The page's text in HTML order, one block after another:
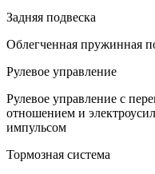
Задняя подвеска
Облегченная пружинная
Рулевое управление
Рулевое управление с
отношением и
импульсом
Тормозная система